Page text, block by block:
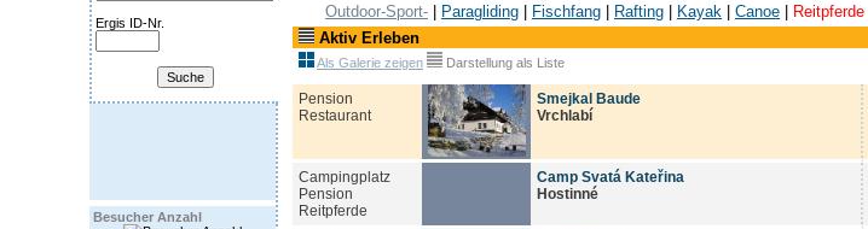
Ergis ID-Nr.
Besucher Anzahl
Outdoor-Sport- Paragliding Fischfang Rafting Kayak Canoe Reitpferde
Aktiv Erleben
Als Galerie zeigen Darstellung als Liste
Pension
Restaurant
Smejkal Baude
Vrchlabí
Campingplatz
Pension
Reitpferde
Camp Svatá Kateřina
Hostinné